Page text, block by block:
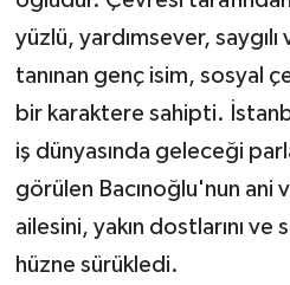
yüzlü, yardımsever,
tanınan genç isim, sosyal
bir karaktere sahipti.
iş dünyasında geleceği
görülen Bacınoğlu'nun ani
ailesini, yakın dostlarını
hüzne sürükledi.